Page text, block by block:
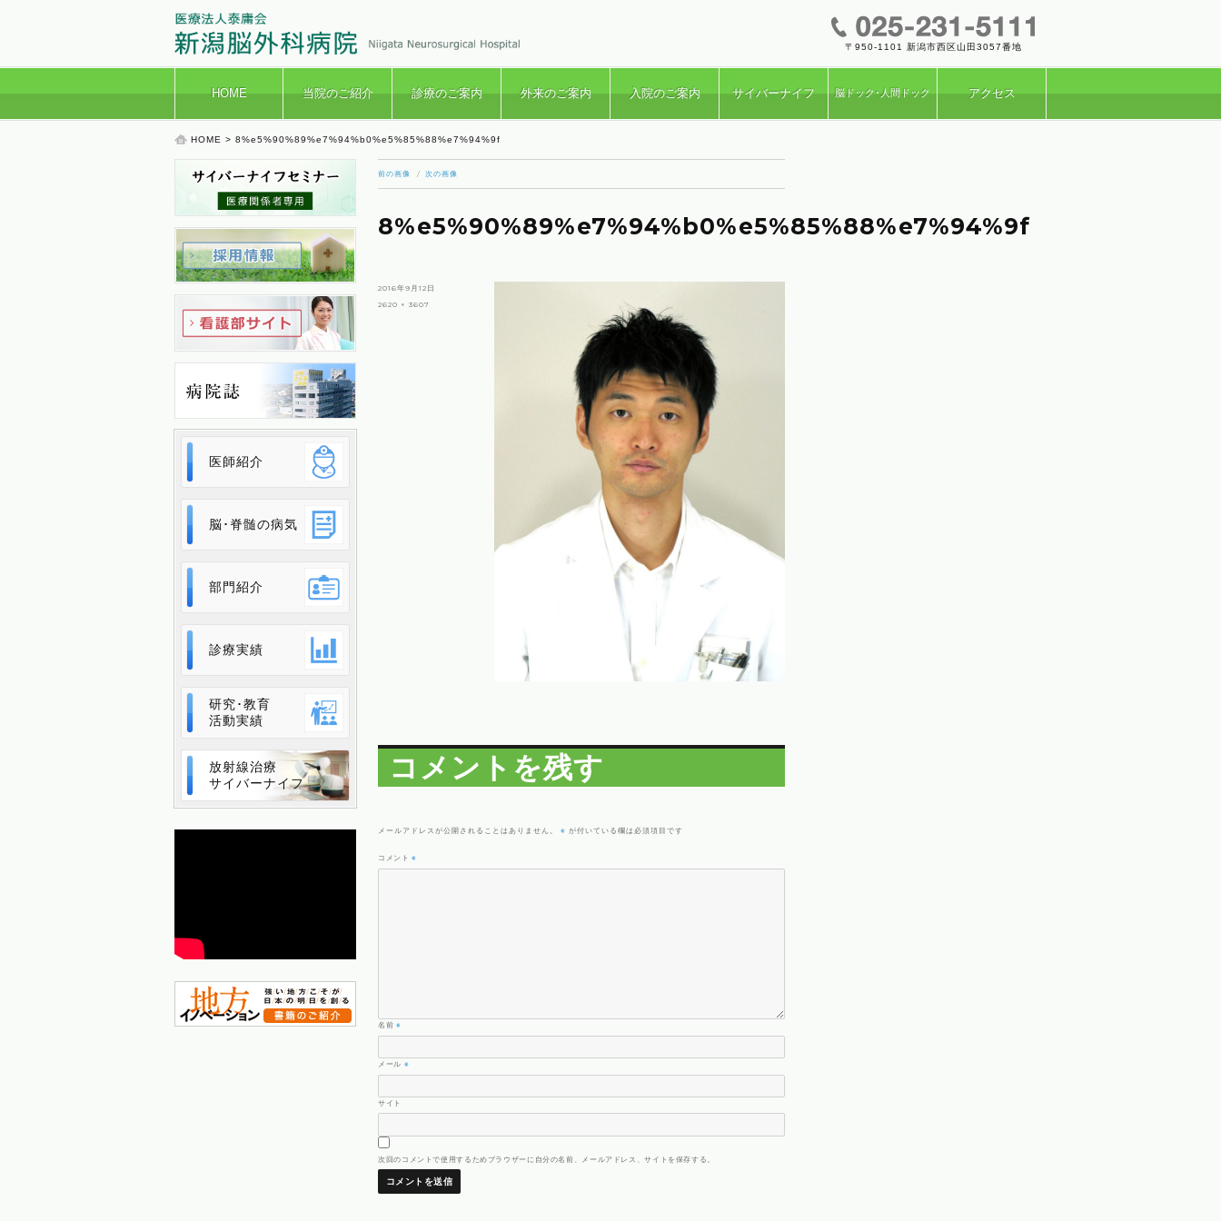
〒950-1101 新潟市西区山田3057番地
HOME 当院のご紹介 診療のご案内 外来のご案内 入院のご案内 サイバーナイフ 脳ドック･人間ドック アクセス
HOME > 8%e5%90%89%e7%94%b0%e5%85%88%e7%94%9f
前の画像 次の画像
8%e5%90%89%e7%94%b0%e5%85%88%e7%94%9f
投
2016年9月12日
フ
2620 × 3607
コメントを残す
メールアドレスが公開されることはありません。 ※ が付いている欄は必須項目です
コメント※
名前 ※
メール ※
サイト
次回のコメントで使用するためブラウザーに自分の名前、メールアドレス、サイトを保存する。
医師紹介
脳･脊髄の病気
部門紹介
診療実績
研究･教育
活動実績
放射線治療
サイバーナイフ